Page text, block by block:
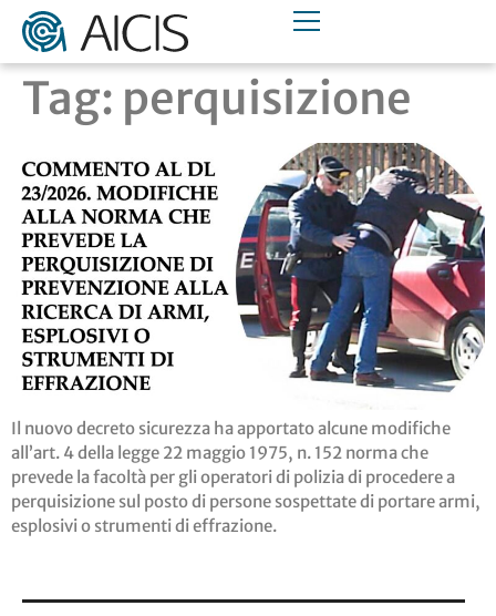
Tag: perquisizione
Il nuovo decreto sicurezza ha apportato alcune modifiche
all’art. 4 della legge 22 maggio 1975, n. 152 norma che
prevede la facoltà per gli operatori di polizia di procedere a
perquisizione sul posto di persone sospettate di portare armi,
esplosivi o strumenti di effrazione.